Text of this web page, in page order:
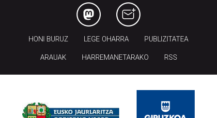
HONI BURUZ LEGE OHARRA PUBLIZITATEA
ARAUAK HARREMANETARAKO RSS